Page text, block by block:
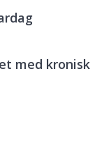
med kronisk